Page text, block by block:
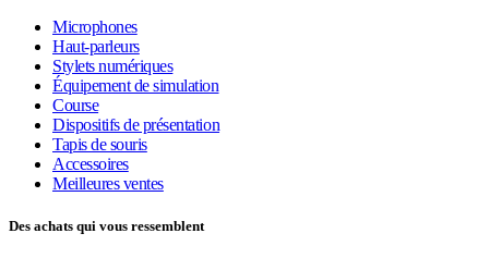
Microphones
Haut-parleurs
Stylets numériques
Équipement de simulation
Course
Dispositifs de présentation
Tapis de souris
Accessoires
Meilleures ventes
Des achats qui vous ressemblent